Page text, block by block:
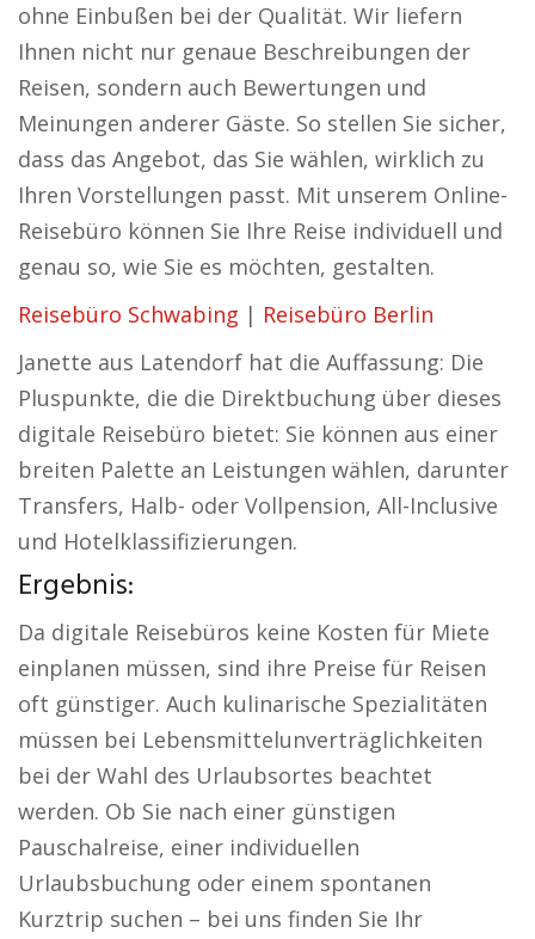
ohne Einbußen bei der Qualität. Wir liefern
Ihnen nicht nur genaue Beschreibungen der
Reisen, sondern auch Bewertungen und
Meinungen anderer Gäste. So stellen Sie sicher,
dass das Angebot, das Sie wählen, wirklich zu
Ihren Vorstellungen passt. Mit unserem Online-
Reisebüro können Sie Ihre Reise individuell und
genau so, wie Sie es möchten, gestalten.
Reisebüro Schwabing | Reisebüro Berlin
Janette aus Latendorf hat die Auffassung: Die
Pluspunkte, die die Direktbuchung über dieses
digitale Reisebüro bietet: Sie können aus einer
breiten Palette an Leistungen wählen, darunter
Transfers, Halb- oder Vollpension, All-Inclusive
und Hotelklassifizierungen.
Ergebnis:
Da digitale Reisebüros keine Kosten für Miete
einplanen müssen, sind ihre Preise für Reisen
oft günstiger. Auch kulinarische Spezialitäten
müssen bei Lebensmittelunverträglichkeiten
bei der Wahl des Urlaubsortes beachtet
werden. Ob Sie nach einer günstigen
Pauschalreise, einer individuellen
Urlaubsbuchung oder einem spontanen
Kurztrip suchen – bei uns finden Sie Ihr